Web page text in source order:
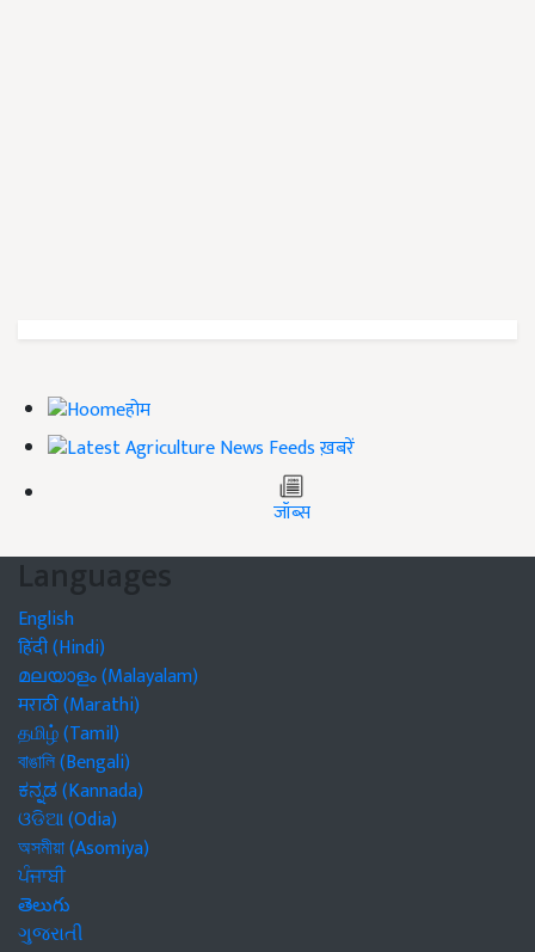
होम
ख़बरें
जॉब्स
Languages
English
हिंदी (Hindi)
മലയാളം (Malayalam)
मराठी (Marathi)
தமிழ் (Tamil)
বাঙালি (Bengali)
ಕನ್ನಡ (Kannada)
ଓଡିଆ (Odia)
অসমীয়া (Asomiya)
ਪੰਜਾਬੀ
తెలుగు
ગુજરાતી